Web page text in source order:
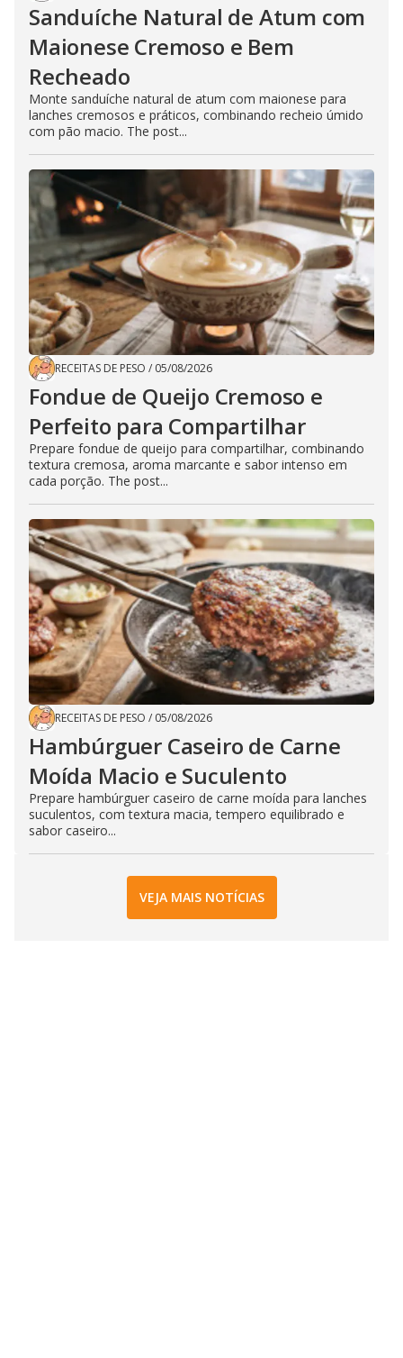
Sanduíche Natural de Atum com
Maionese Cremoso e Bem
Recheado
Monte sanduíche natural de atum com maionese para
lanches cremosos e práticos, combinando recheio úmido
com pão macio. The post...
RECEITAS DE PESO / 05/08/2026
Fondue de Queijo Cremoso e
Perfeito para Compartilhar
Prepare fondue de queijo para compartilhar, combinando
textura cremosa, aroma marcante e sabor intenso em
cada porção. The post...
RECEITAS DE PESO / 05/08/2026
Hambúrguer Caseiro de Carne
Moída Macio e Suculento
Prepare hambúrguer caseiro de carne moída para lanches
suculentos, com textura macia, tempero equilibrado e
sabor caseiro...
VEJA MAIS NOTÍCIAS